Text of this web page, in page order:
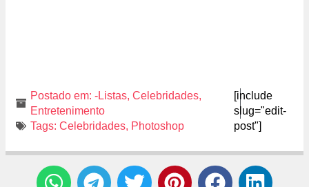
Postado em: -Listas, Celebridades,
Entretenimento
Tags: Celebridades, Photoshop
[include
slug="edit-
post"]